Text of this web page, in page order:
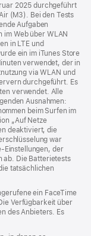
2025 durchgeführt
(M3). Bei den Tests
Aufgaben
Web über WLAN
in LTE und
ein im iTunes Store
verwendet, der in
via WLAN und
durchgeführt. Es
verwendet. Alle
Ausnahmen:
beim Surfen im
„Auf Netze
deaktiviert, die
war
Einstellungen, der
ab. Die Batterietests
tatsächlichen
ein FaceTime
Verfügbarkeit über
des Anbieters. Es